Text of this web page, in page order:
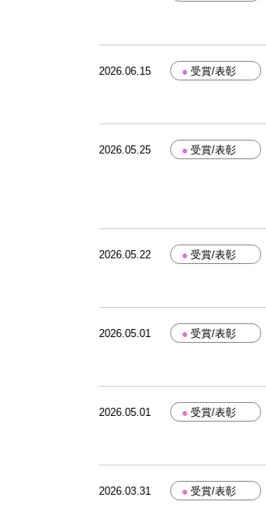
2026.06.15 ● 受賞/表彰
2026.05.25 ● 受賞/表彰
2026.05.22 ● 受賞/表彰
2026.05.01 ● 受賞/表彰
2026.05.01 ● 受賞/表彰
2026.03.31 ● 受賞/表彰